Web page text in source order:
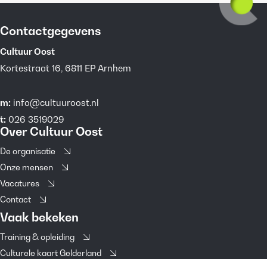
Contactgegevens
Cultuur Oost
Kortestraat 16, 6811 EP Arnhem
m: info@cultuuroost.nl
t: 026 3519029
Over Cultuur Oost
De organisatie
Onze mensen
Vacatures
Contact
Vaak bekeken
Training & opleiding
Culturele kaart Gelderland